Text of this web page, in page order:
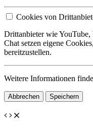
Cookies von
Drittanbieter wie
Chat setzen eigene
bereitzustellen.
Weitere Informationen
Abbrechen Speichern